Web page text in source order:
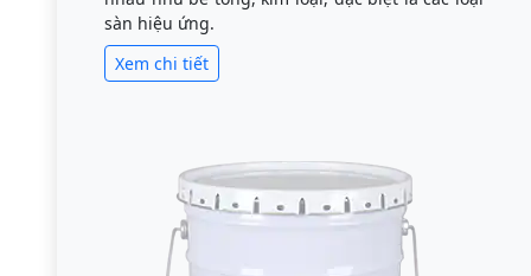
sàn hiệu ứng.
Xem chi tiết